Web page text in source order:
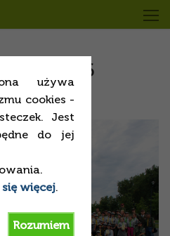
używa
cookies -
Jest
do jej
więcej.
Rozumiem
2016
BIEŻĄCE